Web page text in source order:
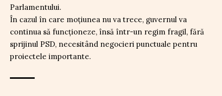
Parlamentului.
În cazul în care moțiunea nu va trece, guvernul va
continua să funcționeze, însă într-un regim fragil, fără
sprijinul PSD, necesitând negocieri punctuale pentru
proiectele importante.